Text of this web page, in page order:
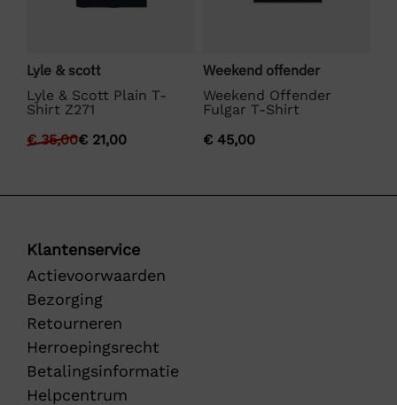
Lyle & scott
Lyle & Scott Plain T-
Shirt Z271
€35,00€ 21,00
Weekend offender
Weekend Offender
Fulgar T-Shirt
€ 45,00
Klantenservice
Actievoorwaarden
Bezorging
Retourneren
Herroepingsrecht
Betalingsinformatie
Helpcentrum